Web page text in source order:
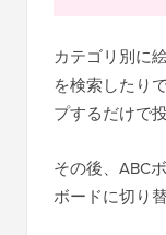
カテゴリ別に
を検索したり
プするだけで
その後、ABC
ボードに切り